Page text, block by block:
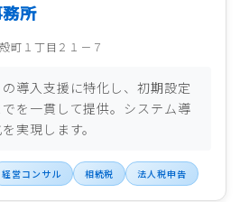
所
町１丁目２１－７
導入支援に特化し、初期設定
を一貫して提供。システム導
実現します。
経営コンサル 相続税 法人税申告